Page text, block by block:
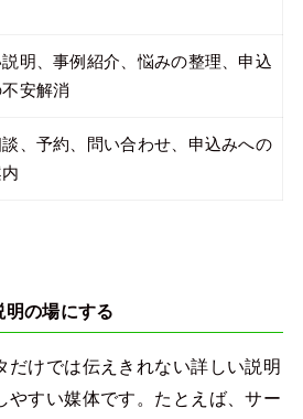
明、事例紹介、悩みの整理、申込
安解消
、予約、問い合わせ、申込みへの
明の場にする
だけでは伝えきれない詳しい説明
やすい媒体です。たとえば、サー